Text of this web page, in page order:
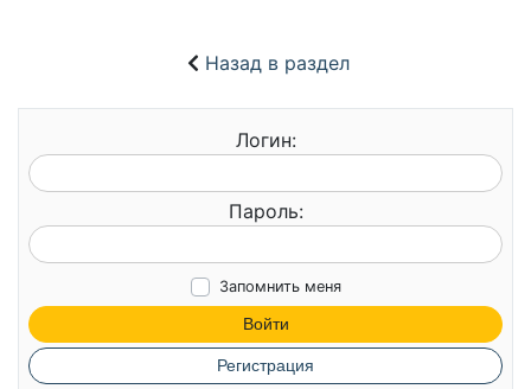
Назад в раздел
Логин:
Пароль:
Запомнить меня
Войти
Регистрация